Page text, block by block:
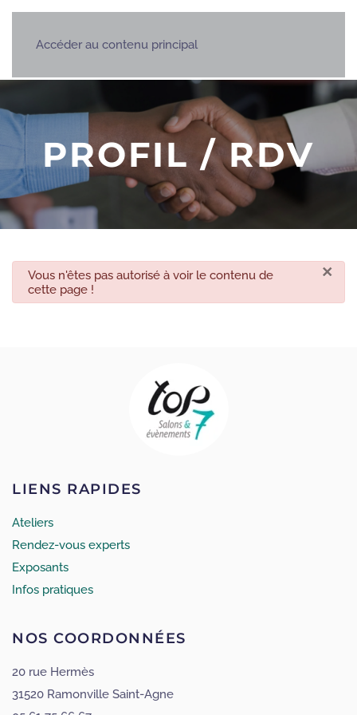
Accéder au contenu principal
PROFIL / RDV
×
danger
Vous n'êtes pas autorisé à voir le contenu de
cette page !
LIENS RAPIDES
Ateliers
Rendez-vous experts
Exposants
Infos pratiques
NOS COORDONNÉES
20 rue Hermès
31520 Ramonville Saint-Agne